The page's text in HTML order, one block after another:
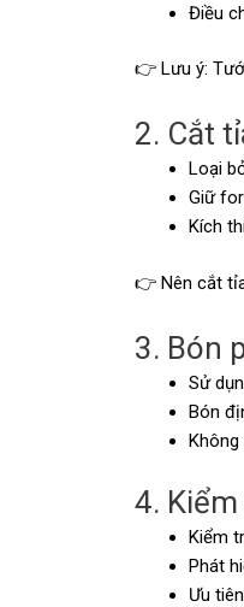
Điều
👉 Lưu ý:
2. Cắt
Loại
Giữ
Kích
👉 Nên cắt
3. Bón
Sử
Bón
Không
4.
Kiểm
Phát
Ưu